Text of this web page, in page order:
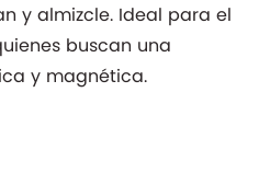
y almizcle. Ideal para el
buscan una
y magnética.